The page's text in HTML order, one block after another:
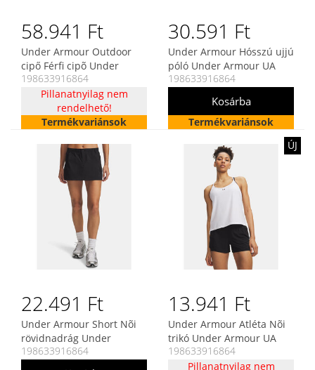
Termékvariánsok
58.941 Ft
Under Armour Outdoor
cipő Férfi cipõ Under
Armour UA Charged
Valsetz 4E
198633916864
Pillanatnyilag nem
rendelhető!
Termékvariánsok
30.591 Ft
Under Armour Hósszú ujjú
póló Under Armour UA
Vanish CW Funnel Top
198633916864
22.491 Ft
Under Armour Short Nõi
rövidnadrág Under
Armour UA Unstoppable
198633916864
ÚJ
13.941 Ft
Under Armour Atléta Nõi
trikó Under Armour UA
Vanish Racerback Tank
198633916864
Pillanatnyilag nem